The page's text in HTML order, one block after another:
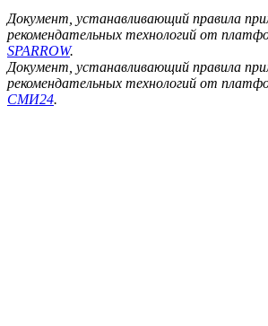
Документ, устанавливающий правила
рекомендательных технологий от
SPARROW.
Документ, устанавливающий правила
рекомендательных технологий от
СМИ24.